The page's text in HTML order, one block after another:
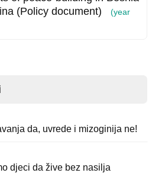
(Policy document)
(year
da, uvrede i mizoginija ne!
djeci da žive bez nasilja